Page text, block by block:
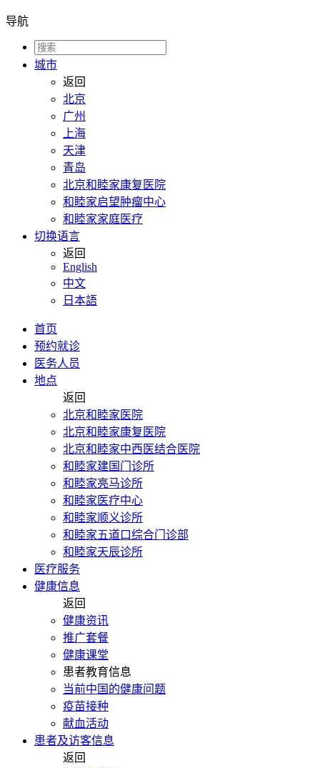
导航
城市
返回
北京
广州
上海
天津
青岛
北京和睦家康复医院
和睦家启望肿瘤中心
和睦家家庭医疗
切换语言
返回
English
中文
日本語
首页
预约就诊
医务人员
地点
返回
北京和睦家医院
北京和睦家康复医院
北京和睦家中西医结合医院
和睦家建国门诊所
和睦家亮马诊所
和睦家医疗中心
和睦家顺义诊所
和睦家五道口综合门诊部
和睦家天辰诊所
医疗服务
健康信息
返回
健康资讯
推广套餐
健康课堂
患者教育信息
当前中国的健康问题
疫苗接种
献血活动
患者及访客信息
返回